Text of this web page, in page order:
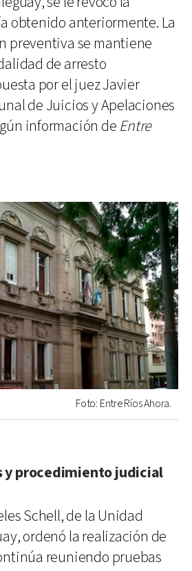
obtenido anteriormente. La
preventiva se mantiene
de arresto
por el juez Javier
de Juicios y Apelaciones
información de Entre
Foto: Entre Ríos Ahora.
y procedimiento judicial
Schell, de la Unidad
ordenó la realización de
reuniendo pruebas